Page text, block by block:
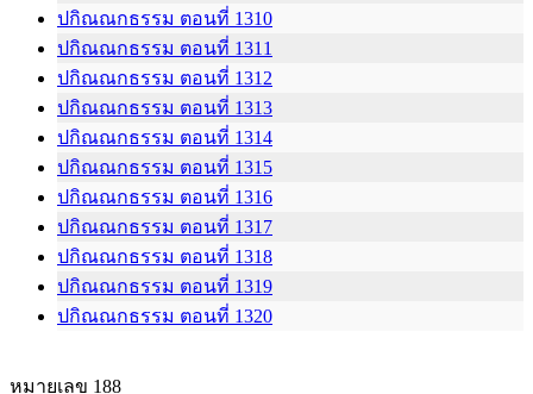
ปกิณณกธรรม ตอนที่ 1310
ปกิณณกธรรม ตอนที่ 1311
ปกิณณกธรรม ตอนที่ 1312
ปกิณณกธรรม ตอนที่ 1313
ปกิณณกธรรม ตอนที่ 1314
ปกิณณกธรรม ตอนที่ 1315
ปกิณณกธรรม ตอนที่ 1316
ปกิณณกธรรม ตอนที่ 1317
ปกิณณกธรรม ตอนที่ 1318
ปกิณณกธรรม ตอนที่ 1319
ปกิณณกธรรม ตอนที่ 1320
หมายเลข 188